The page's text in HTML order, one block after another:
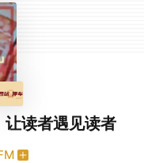
让读者遇见读者